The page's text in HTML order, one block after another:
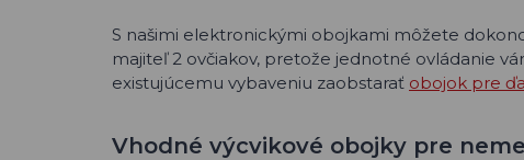
S našimi elektronickými obojkami môžete
majiteľ 2 ovčiakov, pretože jednotné ovládanie
existujúcemu vybaveniu zaobstarať obojok pre
Vhodné výcvikové obojky pre